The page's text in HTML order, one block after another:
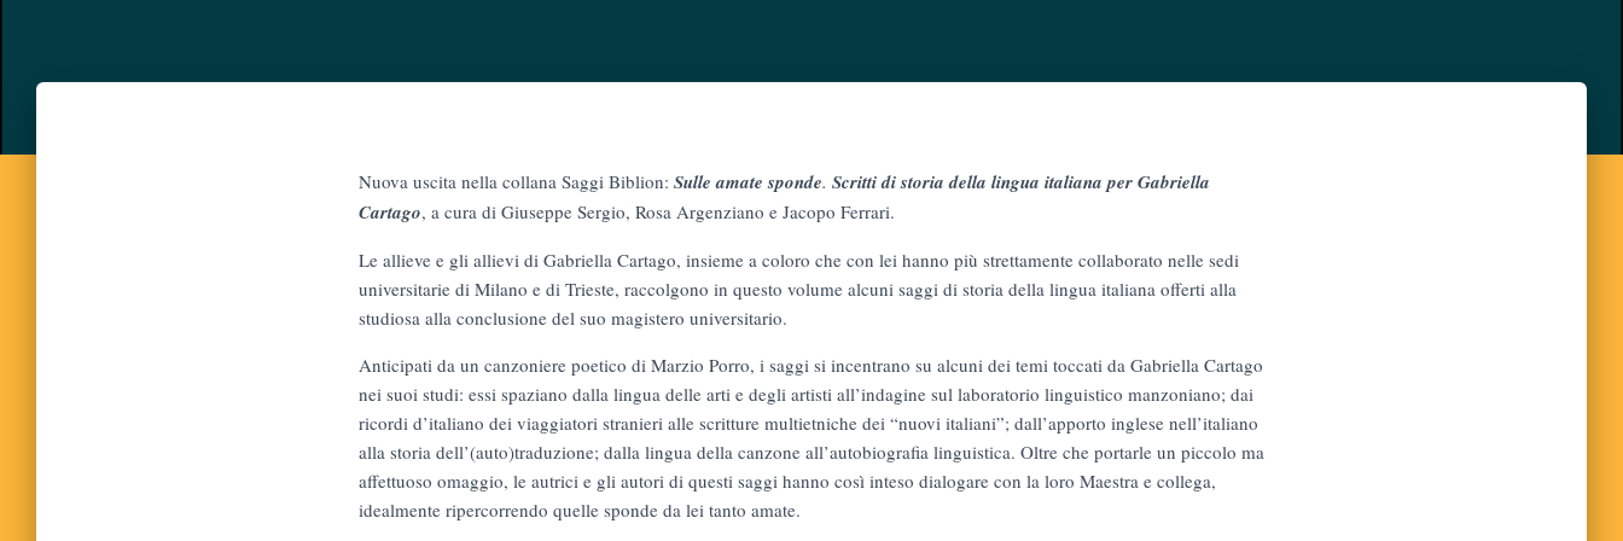
Nuova uscita nella collana Saggi Biblion: Sulle amate sponde. Scritti di storia della lingua italiana per Gabriella
Cartago, a cura di Giuseppe Sergio, Rosa Argenziano e Jacopo Ferrari.
Le allieve e gli allievi di Gabriella Cartago, insieme a coloro che con lei hanno più strettamente collaborato nelle sedi
universitarie di Milano e di Trieste, raccolgono in questo volume alcuni saggi di storia della lingua italiana offerti alla
studiosa alla conclusione del suo magistero universitario.
Anticipati da un canzoniere poetico di Marzio Porro, i saggi si incentrano su alcuni dei temi toccati da Gabriella Cartago
nei suoi studi: essi spaziano dalla lingua delle arti e degli artisti all’indagine sul laboratorio linguistico manzoniano; dai
ricordi d’italiano dei viaggiatori stranieri alle scritture multietniche dei “nuovi italiani”; dall’apporto inglese nell’italiano
alla storia dell’(auto)traduzione; dalla lingua della canzone all’autobiografia linguistica. Oltre che portarle un piccolo ma
affettuoso omaggio, le autrici e gli autori di questi saggi hanno così inteso dialogare con la loro Maestra e collega,
idealmente ripercorrendo quelle sponde da lei tanto amate.